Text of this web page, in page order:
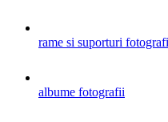
rame si suporturi
albume fotografii